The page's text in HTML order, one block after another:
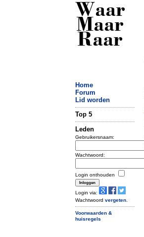
Waar
Maar
Raar
Home
Forum
Lid worden
Top 5
Leden
Gebruikersnaam:
Wachtwoord:
Login onthouden
Login via:
Wachtwoord vergeten
Voorwaarden &
huisregels